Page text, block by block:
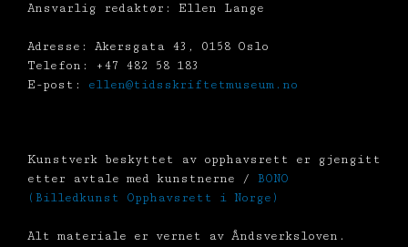
Ansvarlig redaktør: Ellen Lange
Adresse: Akersgata 43, 0158 Oslo
Telefon: +47 482 58 183
E-post: ellen@tidsskriftetmuseum.no
Kunstverk beskyttet av opphavsrett er gjengitt
etter avtale med kunstnerne / BONO
(Billedkunst Opphavsrett i Norge)
Alt materiale er vernet av Åndsverksloven.